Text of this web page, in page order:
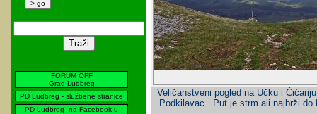
FORUM OFF
Grad Ludbreg
PD Ludbreg - službene stranice
PD Ludbreg- na Facebook-u
Veličanstveni pogled na Učku i
Podkilavac . Put je strm ali najbrži do